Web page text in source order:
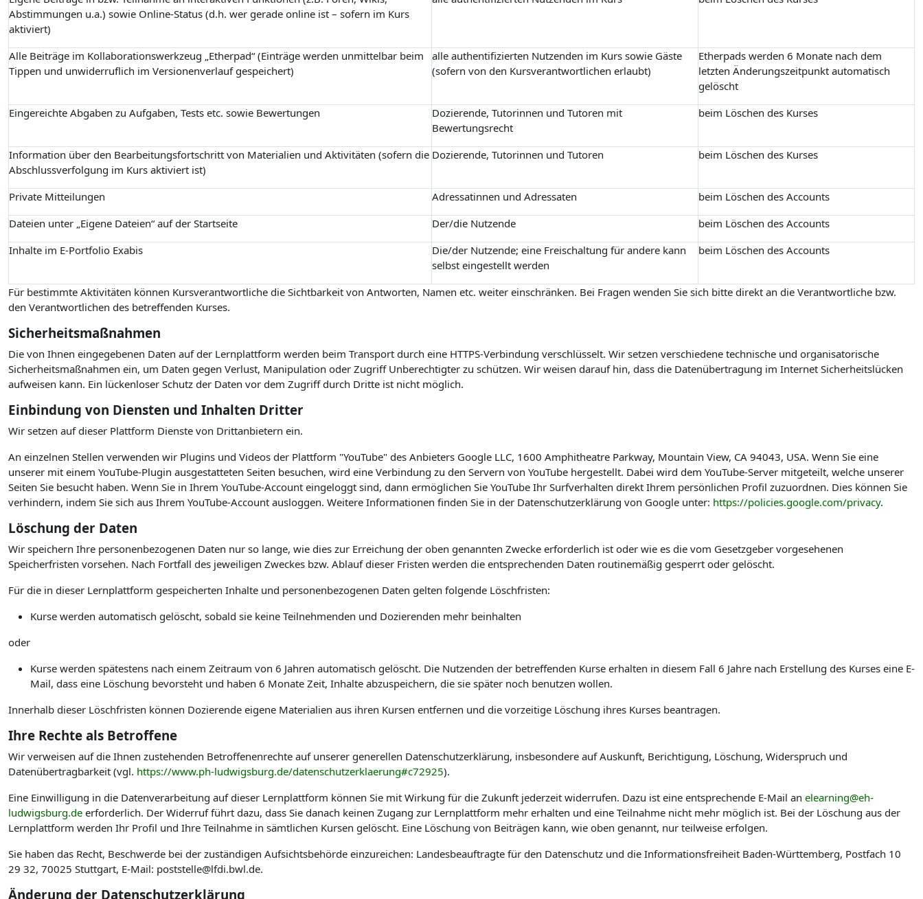
Abstimmungen u.a.) sowie Online-Status (d.h. wer gerade online ist – sofern im Kurs
aktiviert)
Alle Beiträge im Kollaborationswerkzeug „Etherpad“ (Einträge werden unmittelbar beim
Tippen und unwiderruflich im Versionenverlauf gespeichert)
alle authentifizierten Nutzenden im Kurs sowie Gäste
(sofern von den Kursverantwortlichen erlaubt)
Etherpads werden 6 Monate nach dem
letzten Änderungszeitpunkt automatisch
gelöscht
Eingereichte Abgaben zu Aufgaben, Tests etc. sowie Bewertungen
Dozierende, Tutorinnen und Tutoren mit
Bewertungsrecht
beim Löschen des Kurses
Information über den Bearbeitungsfortschritt von Materialien und Aktivitäten (sofern die
Abschlussverfolgung im Kurs aktiviert ist)
Dozierende, Tutorinnen und Tutoren beim Löschen des Kurses
Private Mitteilungen Adressatinnen und Adressaten
beim Löschen des Accounts
Dateien unter „Eigene Dateien“ auf der Startseite
Der/die Nutzende
beim Löschen des Accounts
Inhalte im E-Portfolio Exabis
Die/der Nutzende; eine Freischaltung für andere kann
selbst eingestellt werden
beim Löschen des Accounts
Für bestimmte Aktivitäten können Kursverantwortliche die Sichtbarkeit von Antworten, Namen etc. weiter einschränken. Bei Fragen wenden Sie sich bitte direkt an die Verantwortliche bzw.
den Verantwortlichen des betreffenden Kurses.
Sicherheitsmaßnahmen
Die von Ihnen eingegebenen Daten auf der Lernplattform werden beim Transport durch eine HTTPS-Verbindung verschlüsselt. Wir setzen verschiedene technische und organisatorische
Sicherheitsmaßnahmen ein, um Daten gegen Verlust, Manipulation oder Zugriff Unberechtigter zu schützen. Wir weisen darauf hin, dass die Datenübertragung im Internet Sicherheitslücken
aufweisen kann. Ein lückenloser Schutz der Daten vor dem Zugriff durch Dritte ist nicht möglich.
Einbindung von Diensten und Inhalten Dritter
Wir setzen auf dieser Plattform Dienste von Drittanbietern ein.
An einzelnen Stellen verwenden wir Plugins und Videos der Plattform "YouTube" des Anbieters Google LLC, 1600 Amphitheatre Parkway, Mountain View, CA 94043, USA. Wenn Sie eine
unserer mit einem YouTube-Plugin ausgestatteten Seiten besuchen, wird eine Verbindung zu den Servern von YouTube hergestellt. Dabei wird dem YouTube-Server mitgeteilt, welche unserer
Seiten Sie besucht haben. Wenn Sie in Ihrem YouTube-Account eingeloggt sind, dann ermöglichen Sie YouTube Ihr Surfverhalten direkt Ihrem persönlichen Profil zuzuordnen. Dies können Sie
verhindern, indem Sie sich aus Ihrem YouTube-Account ausloggen. Weitere Informationen finden Sie in der Datenschutzerklärung von Google unter: https://policies.google.com/privacy.
Löschung der Daten
Wir speichern Ihre personenbezogenen Daten nur so lange, wie dies zur Erreichung der oben genannten Zwecke erforderlich ist oder wie es die vom Gesetzgeber vorgesehenen
Speicherfristen vorsehen. Nach Fortfall des jeweiligen Zweckes bzw. Ablauf dieser Fristen werden die entsprechenden Daten routinemäßig gesperrt oder gelöscht.
Für die in dieser Lernplattform gespeicherten Inhalte und personenbezogenen Daten gelten folgende Löschfristen:
Kurse werden automatisch gelöscht, sobald sie keine Teilnehmenden und Dozierenden mehr beinhalten
oder
Kurse werden spätestens nach einem Zeitraum von 6 Jahren automatisch gelöscht. Die Nutzenden der betreffenden Kurse erhalten in diesem Fall 6 Jahre nach Erstellung des Kurses eine E-
Mail, dass eine Löschung bevorsteht und haben 6 Monate Zeit, Inhalte abzuspeichern, die sie später noch benutzen wollen.
Innerhalb dieser Löschfristen können Dozierende eigene Materialien aus ihren Kursen entfernen und die vorzeitige Löschung ihres Kurses beantragen.
Ihre Rechte als Betroffene
Wir verweisen auf die Ihnen zustehenden Betroffenenrechte auf unserer generellen Datenschutzerklärung, insbesondere auf Auskunft, Berichtigung, Löschung, Widerspruch und
Datenübertragbarkeit (vgl. https://www.ph-ludwigsburg.de/datenschutzerklaerung#c72925).
Eine Einwilligung in die Datenverarbeitung auf dieser Lernplattform können Sie mit Wirkung für die Zukunft jederzeit widerrufen. Dazu ist eine entsprechende E-Mail an elearning@eh-
ludwigsburg.de erforderlich. Der Widerruf führt dazu, dass Sie danach keinen Zugang zur Lernplattform mehr erhalten und eine Teilnahme nicht mehr möglich ist. Bei der Löschung aus der
Lernplattform werden Ihr Profil und Ihre Teilnahme in sämtlichen Kursen gelöscht. Eine Löschung von Beiträgen kann, wie oben genannt, nur teilweise erfolgen.
Sie haben das Recht, Beschwerde bei der zuständigen Aufsichtsbehörde einzureichen: Landesbeauftragte für den Datenschutz und die Informationsfreiheit Baden-Württemberg, Postfach 10
29 32, 70025 Stuttgart, E-Mail: poststelle@lfdi.bwl.de.
Änderung der Datenschutzerklärung